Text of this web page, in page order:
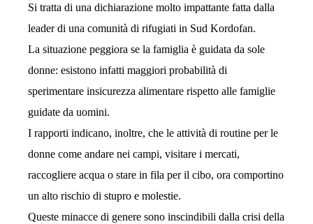
Si tratta di una dichiarazione molto impattante fatta dalla
leader di una comunità di rifugiati in Sud Kordofan.
La situazione peggiora se la famiglia è guidata da sole
donne: esistono infatti maggiori probabilità di
sperimentare insicurezza alimentare rispetto alle famiglie
guidate da uomini.
I rapporti indicano, inoltre, che le attività di routine per le
donne come andare nei campi, visitare i mercati,
raccogliere acqua o stare in fila per il cibo, ora comportino
un alto rischio di stupro e molestie.
Queste minacce di genere sono inscindibili dalla crisi della